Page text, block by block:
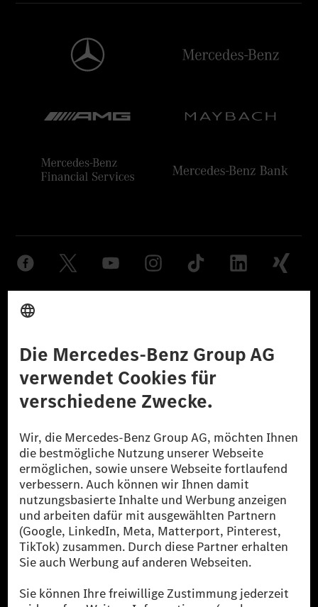
© 2026 Mercedes-Benz Group AG. Alle Rechte vorbehalten.
reduzierte CO₂-Emissionen bei der Mercedes-Benz Group durch
zertifizierte Ausgleichsprojekte kompensiert werden.
[2] Renewable Charging ist ein integraler Bestandteil von MB.CHARGE
Public in Europa, den USA, Kanada und China. Sofern an der jeweiligen
Ladestation noch kein Strom aus erneuerbaren Energien vorliegt,
verwendet Renewable Charging Grünstromzertifikate*. Diese stellen
sicher, dass für Ladevorgänge über MB.CHARGE Public eine äquivalente
Strommenge aus erneuerbaren Energien ins Stromnetz eingespeist wird.
Sie stammen ausschließlich aus Wind- und Solarkraftanlagen, die jünger
als sechs Jahre sind.
* Inkl. EKOenergy Ökolabel
* Die angegebenen Werte wurden nach dem vorgeschriebenen
Messverfahren WLTP (Worldwide harmonised Light vehicles Test